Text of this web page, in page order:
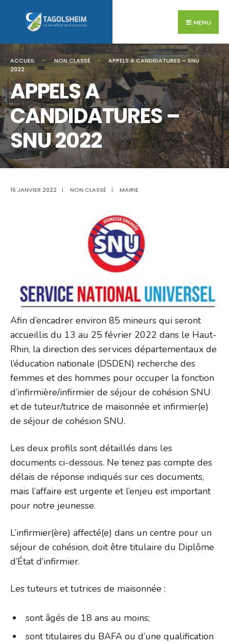
MENU
ACCUEIL NON CLASSÉ
APPELS A CANDIDATURES – SNU
2022
APPELS A
CANDIDATURES –
SNU 2022
16 JANVIER 2022 | NON CLASSÉ | MAIRIE
Afin d’encadrer environ 85 mineurs qui seront
accueillis du 13 au 25 février 2022 dans le Haut-
Rhin, la direction des services départementaux de
l’éducation nationale (DSDEN) recherche des
femmes et des hommes pour occuper la fonction
d’infirmière/infirmier de séjour de cohésion SNU
et de tuteur/tutrice de maisonnée et infirmier(e)
de séjour de cohésion SNU.
Les deux profils sont détaillés dans les
documents ci-dessous. Ne tenez pas compte des
délais de réponse indiqués sur ces documents,
mais l’affaire est urgente et l’enjeu est important
pour notre jeunesse.
L’infirmier(ère) affecté(e) dans un centre pour un
séjour de cohésion, doit être titulaire du Diplôme
d’État d’infirmier.
Les tuteurs et tutrices de maisonnée :
sont âgés de 18 ans au moins;
sont titulaires du BAFA ou d’une qualification
for: